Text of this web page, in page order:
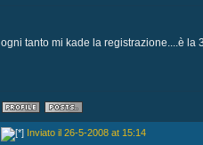
ogni tanto mi kade la registrazione....è la
Inviato il 26-5-2008 at 15:14